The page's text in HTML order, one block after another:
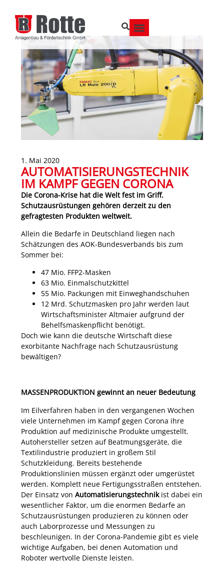
1. Mai 2020
AUTOMATISIERUNGSTECHNIK
IM KAMPF GEGEN CORONA
Die Corona-Krise hat die Welt fest im Griff.
Schutzausrüstungen gehören derzeit zu den
gefragtesten Produkten weltweit.
Allein die Bedarfe in Deutschland liegen nach
Schätzungen des AOK-Bundesverbands bis zum
Sommer bei:
47 Mio. FFP2-Masken
63 Mio. Einmalschutzkittel
55 Mio. Packungen mit Einweghandschuhen
12 Mrd. Schutzmasken pro Jahr werden laut
Wirtschaftsminister Altmaier aufgrund der
Behelfsmaskenpflicht benötigt.
Doch wie kann die deutsche Wirtschaft diese
exorbitante Nachfrage nach Schutzausrüstung
bewältigen?
MASSENPRODUKTION gewinnt an neuer Bedeutung
Im Eilverfahren haben in den vergangenen Wochen
viele Unternehmen im Kampf gegen Corona ihre
Produktion auf medizinische Produkte umgestellt.
Autohersteller setzen auf Beatmungsgeräte, die
Textilindustrie produziert in großem Stil
Schutzkleidung. Bereits bestehende
Produktionslinien müssen ergänzt oder umgerüstet
werden. Komplett neue Fertigungsstraßen entstehen.
Der Einsatz vonAutomatisierungstechnik ist dabei ein
wesentlicher Faktor, um die enormen Bedarfe an
Schutzausrüstungen produzieren zu können oder
auch Laborprozesse und Messungen zu
beschleunigen. In der Corona-Pandemie gibt es viele
wichtige Aufgaben, bei denen Automation und
Roboter wertvolle Dienste leisten.